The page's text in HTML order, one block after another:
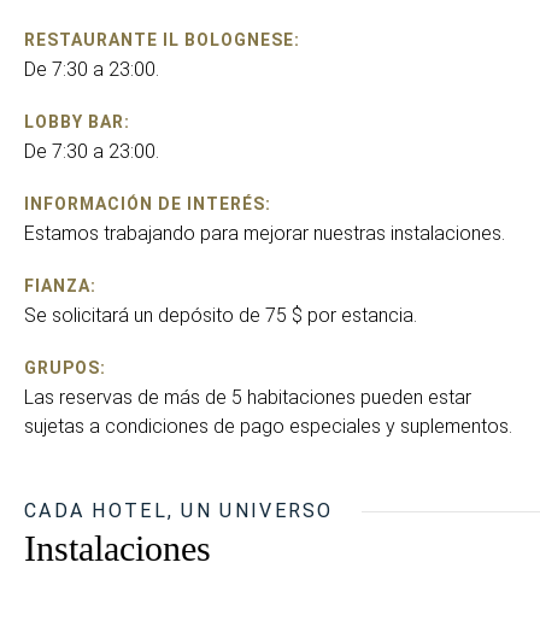
RESTAURANTE IL BOLOGNESE:
De 7:30 a 23:00.
LOBBY BAR:
De 7:30 a 23:00.
INFORMACIÓN DE INTERÉS:
Estamos trabajando para mejorar nuestras instalaciones.
FIANZA:
Se solicitará un depósito de 75 $ por estancia.
GRUPOS:
Las reservas de más de 5 habitaciones pueden estar
sujetas a condiciones de pago especiales y suplementos.
CADA HOTEL, UN UNIVERSO
Instalaciones